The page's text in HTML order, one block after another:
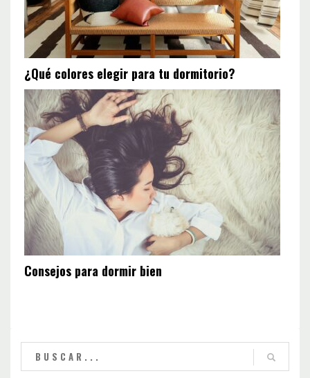
¿Qué colores elegir para tu dormitorio?
Consejos para dormir bien